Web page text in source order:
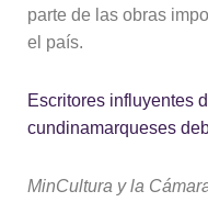
parte de las obras
el país.
Escritores influyentes
cundinamarqueses
MinCultura y la